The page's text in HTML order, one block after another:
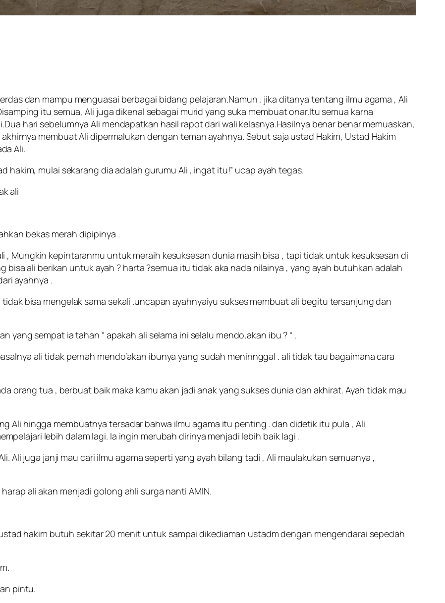
dan mampu menguasai berbagai bidang pelajaran.Namun , jika ditanya tentang ilmu agama , Ali
itu semua, Ali juga dikenal sebagai murid yang suka membuat onar.Itu semua karna
hari sebelumnya Ali mendapatkan hasil rapot dari wali kelasnya.Hasilnya benar benar memuaskan,
membuat Ali dipermalukan dengan teman ayahnya. Sebut saja ustad Hakim, Ustad Hakim
Ali.
hakim, mulai sekarang dia adalah gurumu Ali , ingat itu!” ucap ayah tegas.
ali
bekas merah dipipinya .
, Mungkin kepintaranmu untuk meraih kesuksesan dunia masih bisa , tapi tidak untuk kesuksesan di
bisa ali berikan untuk ayah ? harta ?semua itu tidak aka nada nilainya , yang ayah butuhkan adalah
ayahnya .
bisa mengelak sama sekali .uncapan ayahnyaiyu sukses membuat ali begitu tersanjung dan
yang sempat ia tahan “ apakah ali selama ini selalu mendo,akan ibu ? “ .
ali tidak pernah mendo’akan ibunya yang sudah meninnggal . ali tidak tau bagaimana cara
orang tua , berbuat baik maka kamu akan jadi anak yang sukses dunia dan akhirat. Ayah tidak mau
Ali hingga membuatnya tersadar bahwa ilmu agama itu penting . dan didetik itu pula , Ali
lebih dalam lagi. Ia ingin merubah dirinya menjadi lebih baik lagi .
Ali juga janji mau cari ilmu agama seperti yang ayah bilang tadi , Ali maulakukan semuanya ,
ali akan menjadi golong ahli surga nanti AMIN.
hakim butuh sekitar 20 menit untuk sampai dikediaman ustadm dengan mengendarai sepedah
pintu.